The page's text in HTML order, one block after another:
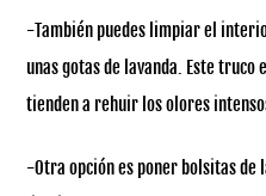
-También puedes limpiar el
unas gotas de lavanda. Este
tienden a rehuir los olores
-Otra opción es poner bolsitas de